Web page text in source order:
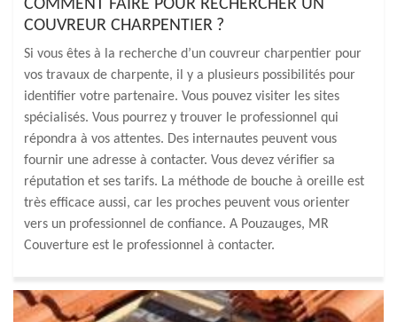
COMMENT FAIRE POUR RECHERCHER UN
COUVREUR CHARPENTIER ?
Si vous êtes à la recherche d’un couvreur charpentier pour
vos travaux de charpente, il y a plusieurs possibilités pour
identifier votre partenaire. Vous pouvez visiter les sites
spécialisés. Vous pourrez y trouver le professionnel qui
répondra à vos attentes. Des internautes peuvent vous
fournir une adresse à contacter. Vous devez vérifier sa
réputation et ses tarifs. La méthode de bouche à oreille est
très efficace aussi, car les proches peuvent vous orienter
vers un professionnel de confiance. A Pouzauges, MR
Couverture est le professionnel à contacter.